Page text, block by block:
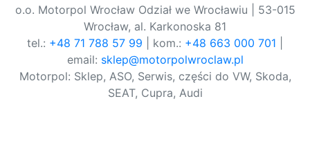
o.o. Motorpol Wrocław Odział we Wrocławiu | 53-015
Wrocław, al. Karkonoska 81
tel.: +48 71 788 57 99 | kom.: +48 663 000 701
email: sklep@motorpolwroclaw.pl
Motorpol: Sklep, ASO, Serwis, części do VW, Skoda,
SEAT, Cupra, Audi